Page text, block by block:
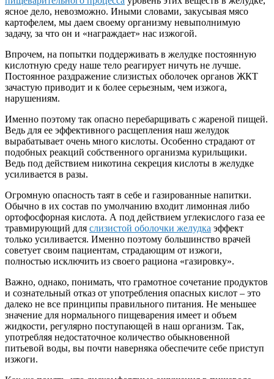
ясное дело, невозможно. Иными словами, закусывая мясо
картофелем, мы даем своему организму невыполнимую
задачу, за что он и «награждает» нас изжогой.
Впрочем, на попытки поддерживать в желудке постоянную
кислотную среду наше тело реагирует ничуть не лучше.
Постоянное раздражение слизистых оболочек органов ЖКТ
зачастую приводит и к более серьезным, чем изжога,
нарушениям.
Именно поэтому так опасно перебарщивать с жареной пищей.
Ведь для ее эффективного расщепления наш желудок
вырабатывает очень много кислоты. Особенно страдают от
подобных реакций собственного организма курильщики.
Ведь под действием никотина секреция кислоты в желудке
усиливается в разы.
Огромную опасность таят в себе и газированные напитки.
Обычно в их состав по умолчанию входит лимонная либо
ортофосфорная кислота. А под действием углекислого газа ее
травмирующий для слизистой оболочки желудка эффект
только усиливается. Именно поэтому большинство врачей
советует своим пациентам, страдающим от изжоги,
полностью исключить из своего рациона «газировку».
Важно, однако, понимать, что грамотное сочетание продуктов
и сознательный отказ от употребления опасных кислот – это
далеко не все принципы правильного питания. Не меньшее
значение для нормального пищеварения имеет и объем
жидкости, регулярно поступающей в наш организм. Так,
употребляя недостаточное количество обыкновенной
питьевой воды, вы почти наверняка обеспечите себе приступ
изжоги.